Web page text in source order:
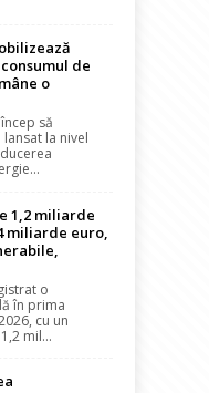
de
o
să
la nivel
1,2 miliarde
miliarde euro,
o
în prima
cu un
mil...